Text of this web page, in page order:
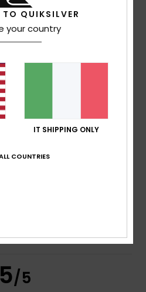
prezzo
5/5
TO QUIKSILVER
your country
IT SHIPPING ONLY
COUNTRIES